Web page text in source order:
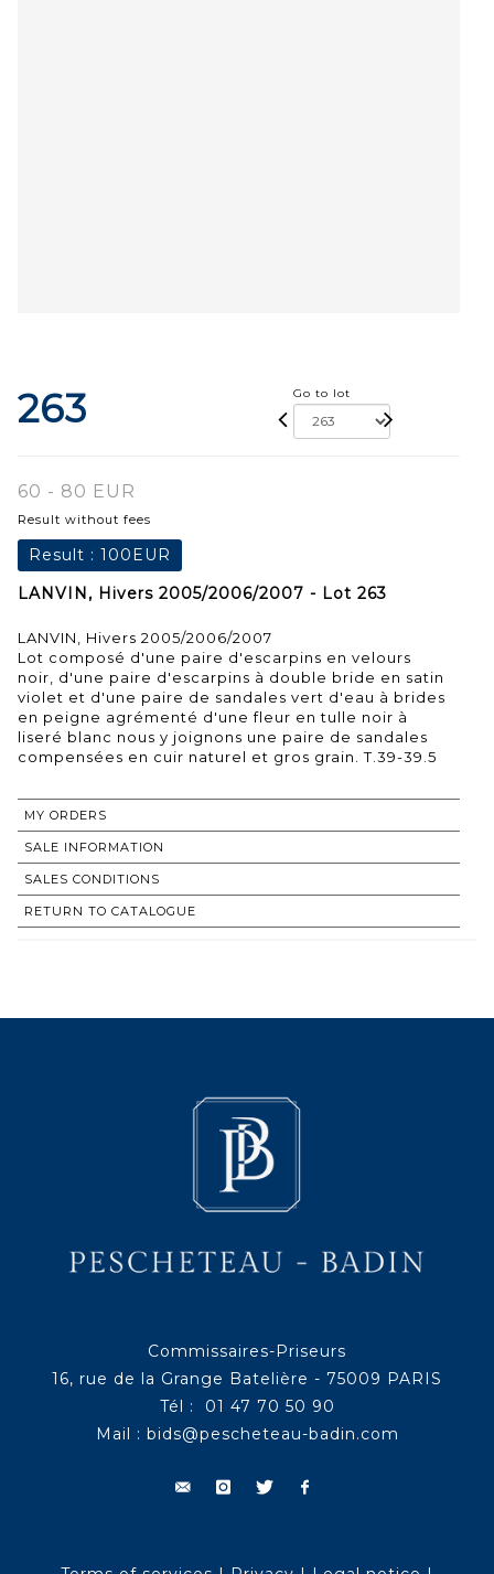
263 Go to lot
60 - 80 EUR
Result without fees
Result : 100EUR
LANVIN, Hivers 2005/2006/2007 - Lot 263
LANVIN, Hivers 2005/2006/2007
Lot composé d'une paire d'escarpins en velours
noir, d'une paire d'escarpins à double bride en satin
violet et d'une paire de sandales vert d'eau à brides
en peigne agrémenté d'une fleur en tulle noir à
liseré blanc nous y joignons une paire de sandales
compensées en cuir naturel et gros grain. T.39-39.5
MY ORDERS
SALE INFORMATION
SALES CONDITIONS
RETURN TO CATALOGUE
Commissaires-Priseurs
16, rue de la Grange Batelière - 75009 PARIS
Tél : 01 47 70 50 90
Mail : bids@pescheteau-badin.com